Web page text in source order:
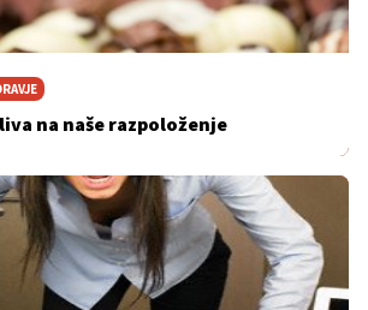
na naše razpoloženje